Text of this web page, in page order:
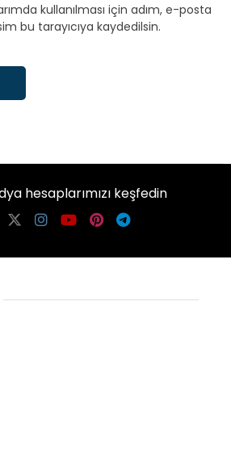
kullanılması için adım, e-posta
bu tarayıcıya kaydedilsin.
hesaplarımızı keşfedin